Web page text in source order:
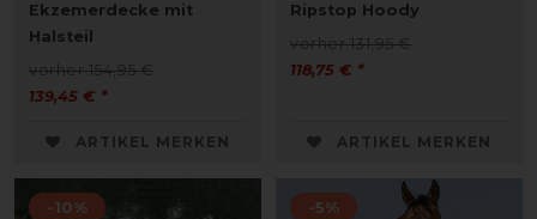
Ekzemerdecke mit
Halsteil
vorher 154,95 €
139,45 € *
ARTIKEL MERKEN
Ripstop Hoody
vorher 131,95 €
118,75 € *
ARTIKEL MERKEN
-10% -5%